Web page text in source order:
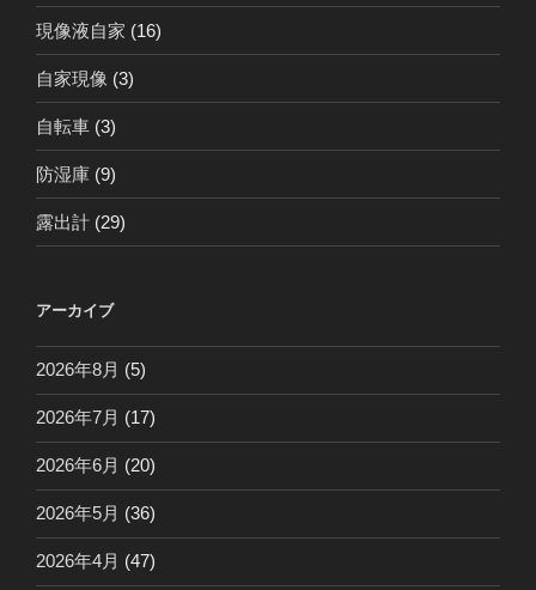
現像液自家 (16)
自家現像 (3)
自転車 (3)
防湿庫 (9)
露出計 (29)
アーカイブ
2026年8月 (5)
2026年7月 (17)
2026年6月 (20)
2026年5月 (36)
2026年4月 (47)